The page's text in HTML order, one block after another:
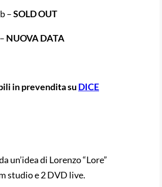
–SOLD OUT
NUOVA DATA
in prevendita su DICE
un’idea di Lorenzo “Lore”
studio e 2 DVD live.